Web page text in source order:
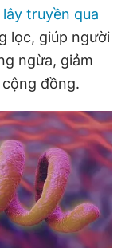
cáo
404
soạn Chính sách bảo
lây truyền qua
lọc, giúp người
ngừa, giảm
đồng.